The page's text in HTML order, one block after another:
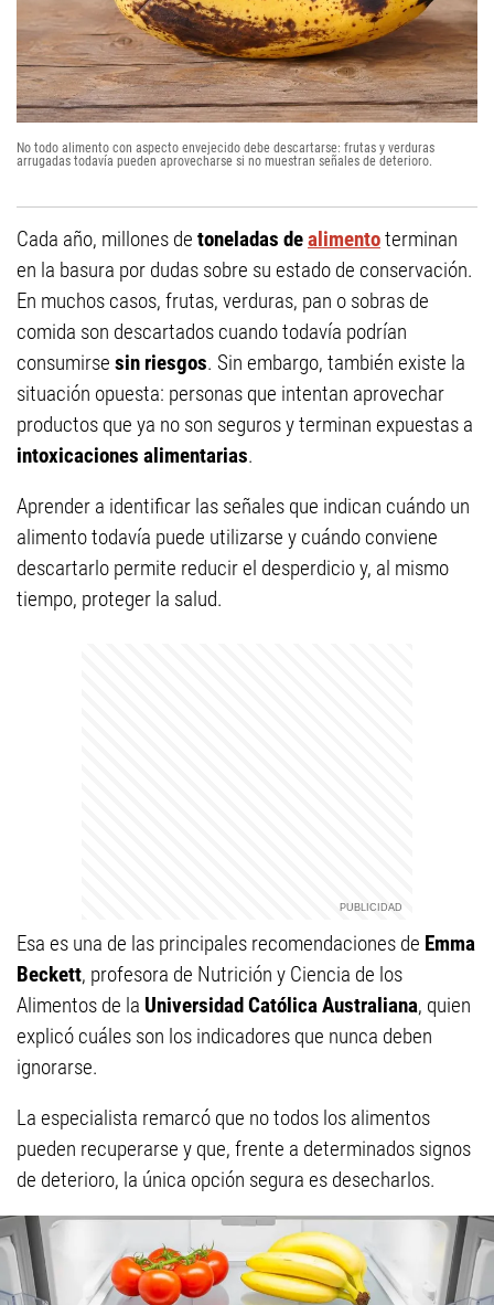
No todo alimento con aspecto envejecido debe descartarse: frutas y verduras
arrugadas todavía pueden aprovecharse si no muestran señales de deterioro.
Cada año, millones de toneladas dealimentoterminan
en la basura por dudas sobre su estado de conservación.
En muchos casos, frutas, verduras, pan o sobras de
comida son descartados cuando todavía podrían
consumirse sin riesgos. Sin embargo, también existe la
situación opuesta: personas que intentan aprovechar
productos que ya no son seguros y terminan expuestas a
intoxicaciones alimentarias.
Aprender a identificar las señales que indican cuándo un
alimento todavía puede utilizarse y cuándo conviene
descartarlo permite reducir el desperdicio y, al mismo
tiempo, proteger la salud.
Esa es una de las principales recomendaciones de Emma
Beckett, profesora de Nutrición y Ciencia de los
Alimentos de la Universidad Católica Australiana, quien
explicó cuáles son los indicadores que nunca deben
ignorarse.
La especialista remarcó que no todos los alimentos
pueden recuperarse y que, frente a determinados signos
de deterioro, la única opción segura es desecharlos.